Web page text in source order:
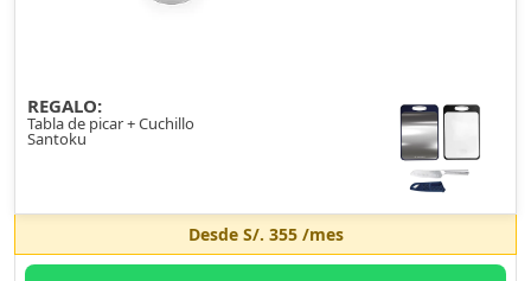
REGALO:
Tabla de picar + Cuchillo
Santoku
Desde S/. 355/mes